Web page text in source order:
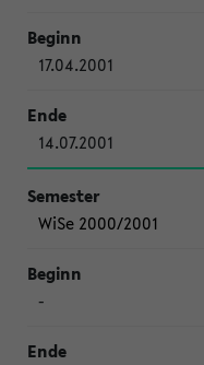
17.04.2001
14.07.2001
WiSe 2000/2001
-